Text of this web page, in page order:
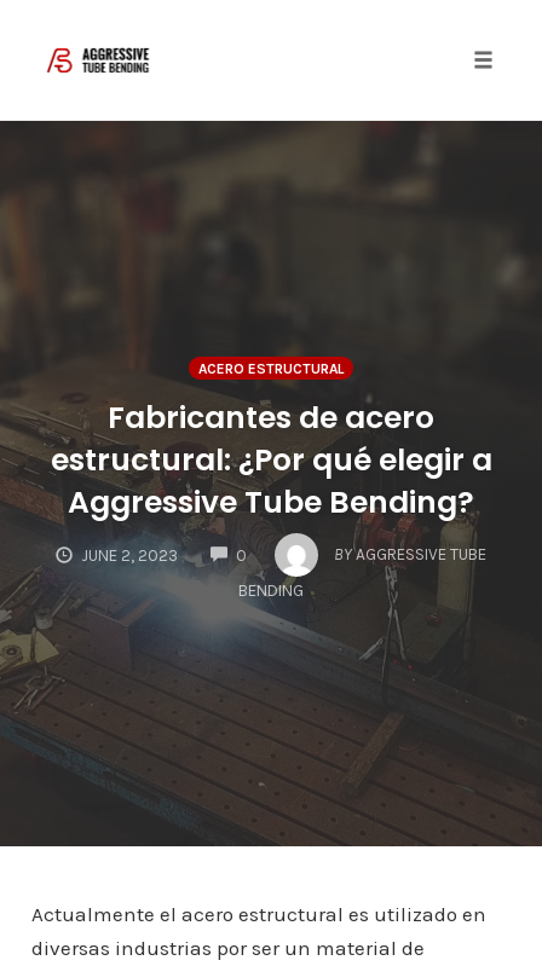
content
ACERO ESTRUCTURAL
Fabricantes de acero
estructural: ¿Por qué elegir a
Aggressive Tube Bending?
JUNE 2, 2023 0
COMMENTS
BY AGGRESSIVE TUBE
BENDING
Actualmente el acero estructural es utilizado en
diversas industrias por ser un material de